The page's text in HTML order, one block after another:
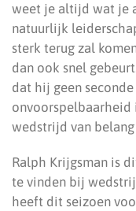
weet je altijd wat je
natuurlijk
sterk terug zal
dan ook snel
dat hij geen
wedstrijd van belang
Ralph Krijgsman is
te vinden bij
heeft dit seizoen